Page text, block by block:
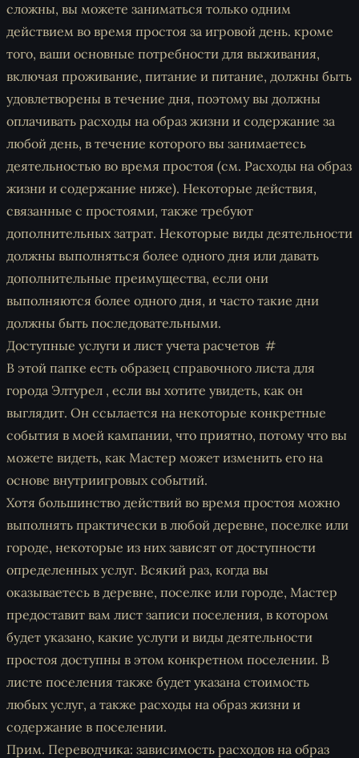
сложны, вы можете заниматься только одним
действием во время простоя за игровой день. кроме
того, ваши основные потребности для выживания,
включая проживание, питание и питание, должны быть
удовлетворены в течение дня, поэтому вы должны
оплачивать расходы на образ жизни и содержание за
любой день, в течение которого вы занимаетесь
деятельностью во время простоя (см. Расходы на образ
жизни и содержание ниже). Некоторые действия,
связанные с простоями, также требуют
дополнительных затрат. Некоторые виды деятельности
должны выполняться более одного дня или давать
дополнительные преимущества, если они
выполняются более одного дня, и часто такие дни
должны быть последовательными.
Доступные услуги и лист учета расчетов
В этой папке есть образец справочного листа для
города Элтурел , если вы хотите увидеть, как он
выглядит. Он ссылается на некоторые конкретные
события в моей кампании, что приятно, потому что вы
можете видеть, как Мастер может изменить его на
основе внутриигровых событий.
Хотя большинство действий во время простоя можно
выполнять практически в любой деревне, поселке или
городе, некоторые из них зависят от доступности
определенных услуг. Всякий раз, когда вы
оказываетесь в деревне, поселке или городе, Мастер
предоставит вам лист записи поселения, в котором
будет указано, какие услуги и виды деятельности
простоя доступны в этом конкретном поселении. В
листе поселения также будет указана стоимость
любых услуг, а также расходы на образ жизни и
содержание в поселении.
Прим. Переводчика: зависимость расходов на образ